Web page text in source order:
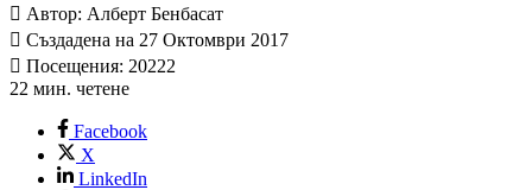
Автор: Алберт Бенбасат
Създадена на 27 Октомври 2017
Посещения: 20222
22 мин. четене
Facebook
X
LinkedIn